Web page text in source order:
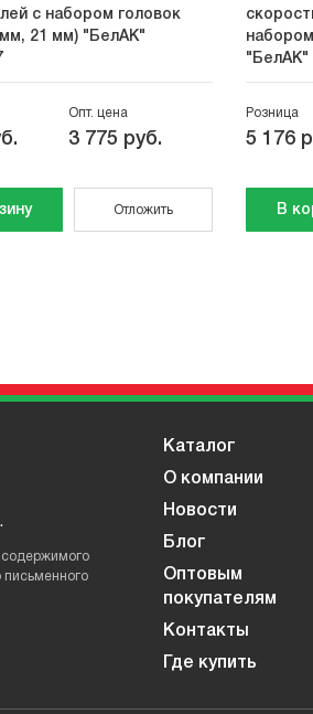
с набором головок
21 мм) "БелАК"
Опт. цена
3 775 руб.
Отложить
"БелАК"
Розница
5 176
В
содержимого
письменного
Каталог
О компании
Новости
Блог
Оптовым
покупателям
Контакты
Где купить